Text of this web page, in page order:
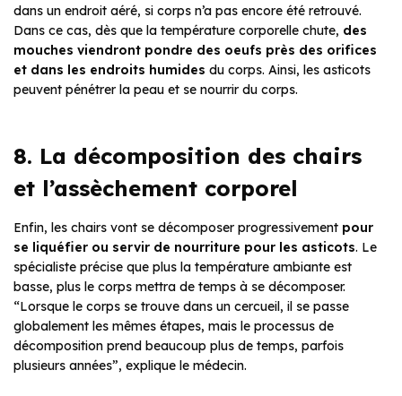
dans un endroit aéré, si corps n’a pas encore été retrouvé.
Dans ce cas, dès que la température corporelle chute, des
mouches viendront pondre des oeufs près des orifices
et dans les endroits humides du corps. Ainsi, les asticots
peuvent pénétrer la peau et se nourrir du corps.
8. La décomposition des chairs
et l’assèchement corporel
Enfin, les chairs vont se décomposer progressivement pour
se liquéfier ou servir de nourriture pour les asticots. Le
spécialiste précise que plus la température ambiante est
basse, plus le corps mettra de temps à se décomposer.
“Lorsque le corps se trouve dans un cercueil, il se passe
globalement les mêmes étapes, mais le processus de
décomposition prend beaucoup plus de temps, parfois
plusieurs années”, explique le médecin.